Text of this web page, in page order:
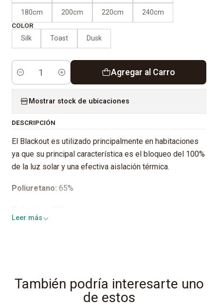
180cm 200cm 220cm 240cm
COLOR
Silk Toast Dusk
Cantidad
Agregar al Carro
Mostrar stock de ubicaciones
DESCRIPCIÓN
El Blackout es utilizado principalmente en habitaciones
ya que su principal característica es el bloqueo del 100%
de la luz solar y una efectiva aislación térmica.
Poliuretano: 65%
Retardante al Fuego
Leer más
También podría interesarte uno
de estos